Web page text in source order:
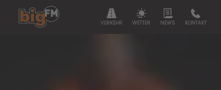
VERKEHR WETTER NEWS KONTAKT